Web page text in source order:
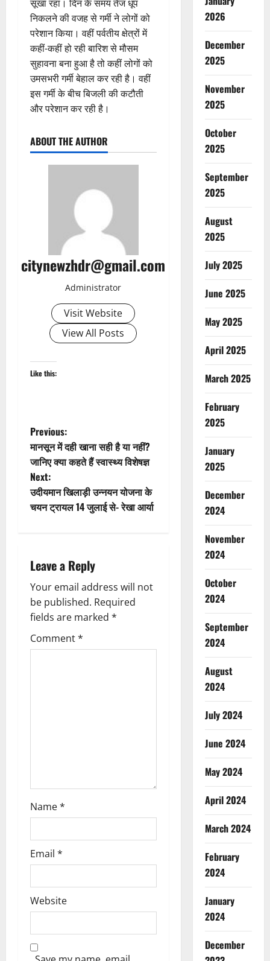
सूखा रहा। दिन के समय तेज धूप
निकलने की वजह से गर्मी ने लोगों को
परेशान किया। वहीं पर्वतीय क्षेत्रों में
कहीं-कहीं हो रही बारिश से मौसम
सुहावना बना हुआ है तो कहीं लोगों को
उमसभरी गर्मी बेहाल कर रही है। वहीं
इस गर्मी के बीच बिजली की कटौती
और परेशान कर रही है।
ABOUT THE AUTHOR
citynewzhdr@gmail.com
Administrator
Visit Website
View All Posts
Like this:
P
o
s
t
a
v
i
g
Previous:
मानसून में दही खाना सही है या नहीं?
जानिए क्या कहते हैं स्वास्थ्य विशेषज्ञ
Next:
उदीयमान खिलाड़ी उन्नयन योजना के
चयन ट्रायल 14 जुलाई से- रेखा आर्या
Leave a Reply
Your email address will not
be published. Required
fields are marked *
Comment*
Name*
Email *
Website
2026
December
2025
November
2025
October
2025
September
2025
August
2025
July 2025
June 2025
May 2025
April 2025
March 2025
February
2025
January
2025
December
2024
November
2024
October
2024
September
2024
August
2024
July 2024
June 2024
May 2024
April 2024
March 2024
February
2024
January
2024
December